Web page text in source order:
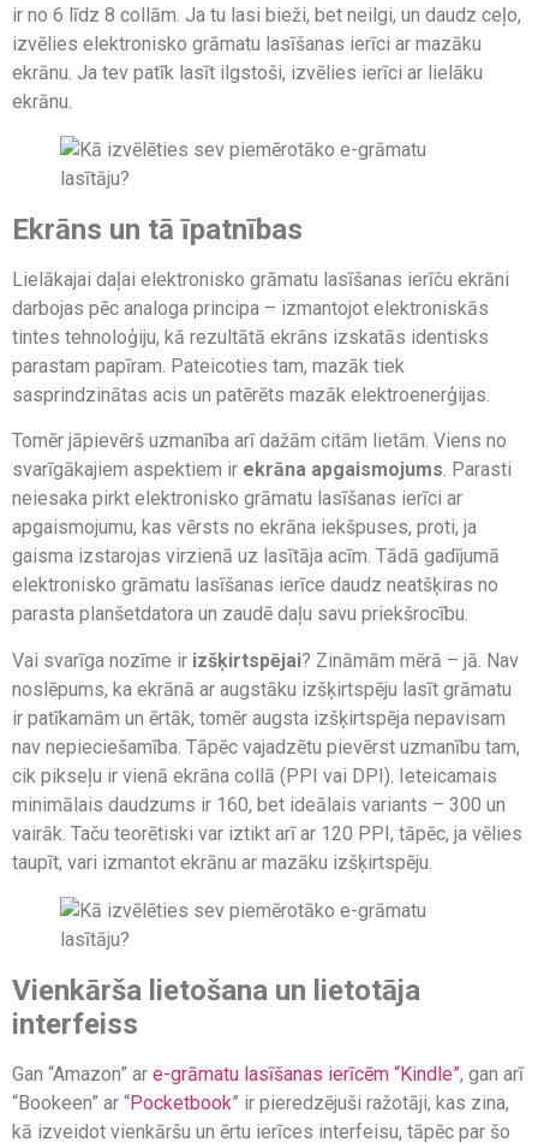
ir no 6 līdz 8 collām. Ja tu lasi bieži, bet neilgi, un daudz ceļo,
izvēlies elektronisko grāmatu lasīšanas ierīci ar mazāku
ekrānu. Ja tev patīk lasīt ilgstoši, izvēlies ierīci ar lielāku
ekrānu.
Ekrāns un tā īpatnības
Lielākajai daļai elektronisko grāmatu lasīšanas ierīču ekrāni
darbojas pēc analoga principa – izmantojot elektroniskās
tintes tehnoloģiju, kā rezultātā ekrāns izskatās identisks
parastam papīram. Pateicoties tam, mazāk tiek
sasprindzinātas acis un patērēts mazāk elektroenerģijas.
Tomēr jāpievērš uzmanība arī dažām citām lietām. Viens no
svarīgākajiem aspektiem ir ekrāna apgaismojums. Parasti
neiesaka pirkt elektronisko grāmatu lasīšanas ierīci ar
apgaismojumu, kas vērsts no ekrāna iekšpuses, proti, ja
gaisma izstarojas virzienā uz lasītāja acīm. Tādā gadījumā
elektronisko grāmatu lasīšanas ierīce daudz neatšķiras no
parasta planšetdatora un zaudē daļu savu priekšrocību.
Vai svarīga nozīme ir izšķirtspējai? Zināmām mērā – jā. Nav
noslēpums, ka ekrānā ar augstāku izšķirtspēju lasīt grāmatu
ir patīkamām un ērtāk, tomēr augsta izšķirtspēja nepavisam
nav nepieciešamība. Tāpēc vajadzētu pievērst uzmanību tam,
cik pikseļu ir vienā ekrāna collā (PPI vai DPI). Ieteicamais
minimālais daudzums ir 160, bet ideālais variants – 300 un
vairāk. Taču teorētiski var iztikt arī ar 120 PPI, tāpēc, ja vēlies
taupīt, vari izmantot ekrānu ar mazāku izšķirtspēju.
Vienkārša lietošana un lietotāja
interfeiss
Gan “Amazon” ar e-grāmatu lasīšanas ierīcēm “Kindle”, gan arī
“Bookeen” ar “Pocketbook” ir pieredzējuši ražotāji, kas zina,
kā izveidot vienkāršu un ērtu ierīces interfeisu, tāpēc par šo